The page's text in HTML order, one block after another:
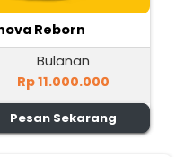
Reborn
Bulanan
Rp 11.000.000
Pesan Sekarang